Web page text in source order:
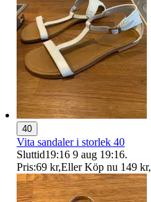
40
Vita sandaler i storlek 40
Sluttid19:16 9 aug 19:16.
Pris:69 kr,Eller Köp nu 149 kr,